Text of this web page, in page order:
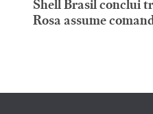
Shell Brasil conclui
Rosa assume